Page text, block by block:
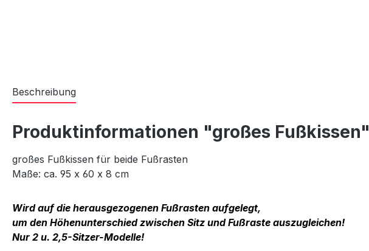
Beschreibung
Produktinformationen "großes Fußkissen"
großes Fußkissen für beide Fußrasten
Maße: ca. 95 x 60 x 8 cm
Wird auf die herausgezogenen Fußrasten aufgelegt,
um den Höhenunterschied zwischen Sitz und Fußraste auszugleichen!
Nur 2 u. 2,5-Sitzer-Modelle!